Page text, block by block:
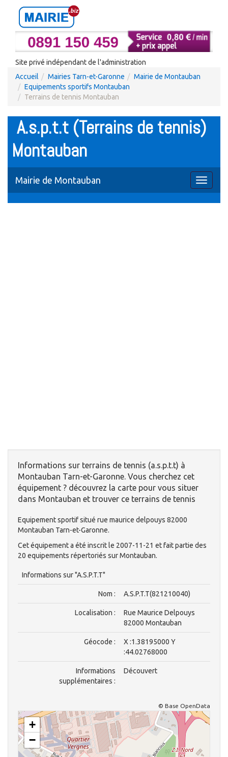
Site privé indépendant de l'administration
Accueil
Mairies Tarn-et-Garonne
Mairie de Montauban
Equipements sportifs Montauban
Terrains de tennis Montauban
A.s.p.t.t (Terrains de tennis)
Montauban
Toggle
Mairie de Montauban
Informations sur terrains de tennis (a.s.p.t.t) à
Montauban Tarn-et-Garonne. Vous cherchez cet
équipement ? découvrez la carte pour vous situer
dans Montauban et trouver ce terrains de tennis
Equipement sportif situé rue maurice delpouys 82000
Montauban Tarn-et-Garonne.
Cet équipement a été inscrit le 2007-11-21 et fait partie des
20 equipements répertoriés sur Montauban.
Informations sur "A.S.P.T.T"
Nom : A.S.P.T.T(821210040)
Localisation :
Rue Maurice Delpouys
82000 Montauban
Géocode :
X :1.38195000 Y
:44.02768000
Informations
supplémentaires :
Découvert
© Base OpenData
+
−